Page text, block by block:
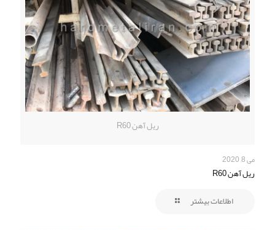
ریل آهن R60
می 8, 2020
ریل آهن R60
اطلاعات بیشتر